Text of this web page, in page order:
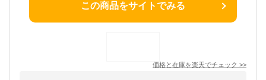
この商品をサイトでみる
価格と在庫を楽天でチェック >>